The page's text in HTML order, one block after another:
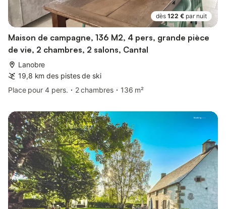
dès 122 € par nuit
Maison de campagne, 136 M2, 4 pers, grande pièce
de vie, 2 chambres, 2 salons, Cantal
Lanobre
19,8 km des pistes de ski
Place pour 4 pers.
2 chambres 136 m²